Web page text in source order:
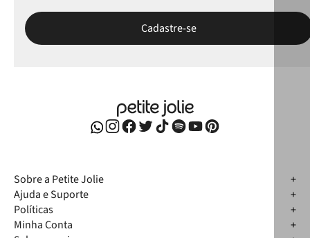
Sobre a Petite Jolie
Ajuda e Suporte
Políticas
Minha Conta